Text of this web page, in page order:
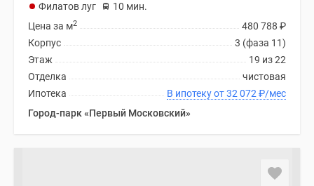
Филатов луг
10 мин.
480 788 ₽
Цена за м2
3 (фаза 11)
Корпус
19 из 22
Этаж
чистовая
Отделка
В ипотеку от 32 072 ₽/мес
Ипотека
Город-парк «Первый Московский»